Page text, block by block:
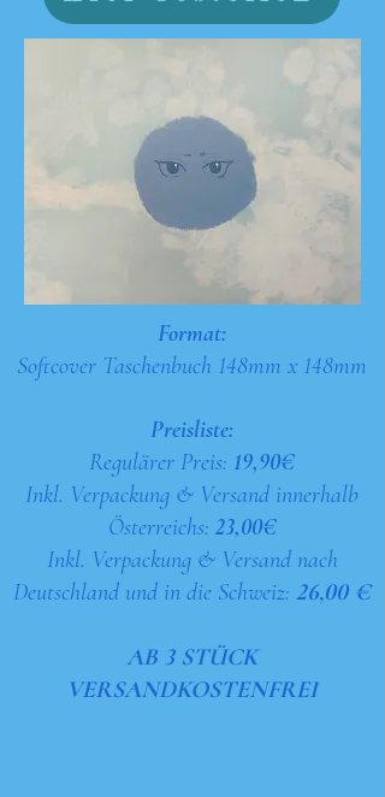
Format:
Softcover Taschenbuch 148mm x 148mm
Preisliste:
Regulärer Preis: 19,90€
Inkl. Verpackung & Versand innerhalb
Österreichs: 23,00€
Inkl. Verpackung & Versand nach
Deutschland und in die Schweiz: 26,00 €
AB 3 STÜCK
VERSANDKOSTENFREI